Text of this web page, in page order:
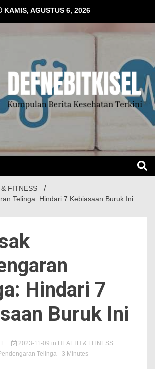
KAMIS, AGUSTUS 6, 2026
FITNESS
Telinga: Hindari 7 Kebiasaan Buruk Ini
Hindari 7
Buruk Ini
2023-11-09 in HEALTH & FITNESS
Telinga - 3 Minutes